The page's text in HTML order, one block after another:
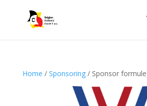
Home / Sponsoring/ Sponsor